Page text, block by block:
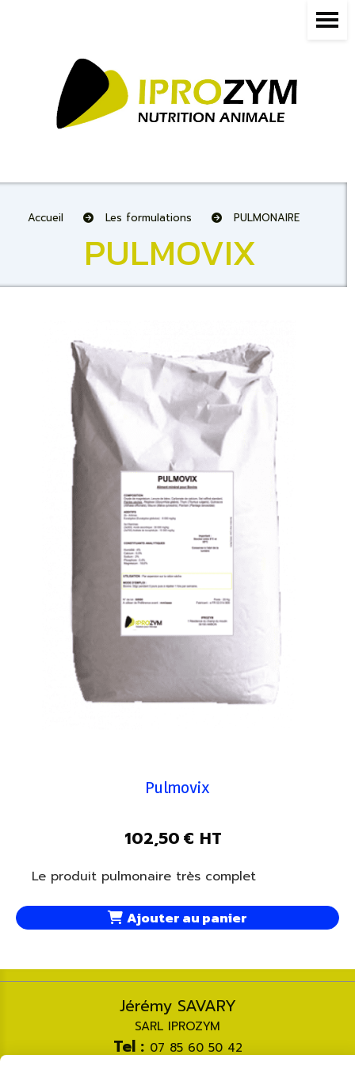
Accueil Les formulations PULMONAIRE
PULMOVIX
Pulmovix
102,50 € HT
Le produit pulmonaire très complet
Ajouter au panier
Jérémy SAVARY
SARL IPROZYM
Tel : 07 85 60 50 42